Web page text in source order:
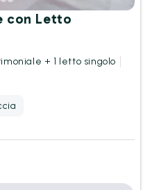
con Letto
+ 1 letto singolo